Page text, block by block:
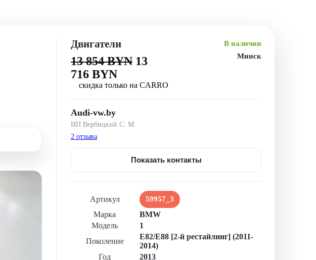
Двигатели
13 854 BYN 13
716 BYN
скидка только на CARRO
В наличии
Минск
Audi-vw.by
ИП Вербицкий С. М.
2 отзыва
Показать контакты
Артикул 59957_3
Марка
BMW
Модель
1
Поколение
E82/E88 [2-й рестайлинг] (2011-
2014)
Год
2013